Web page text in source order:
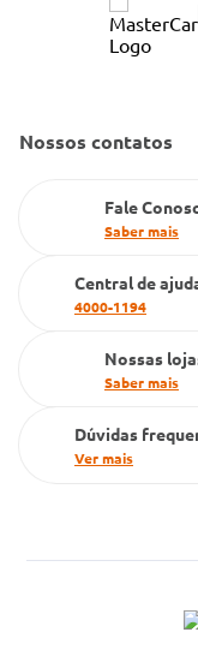
Código de Conduta
Política de Reembolso
Convênio Conlife
Farmacia popular
Televendas
Nossos contatos
Fale
Saber mais
Central de
4000-1194
Nossas
Saber mais
Dúvidas
Ver mais